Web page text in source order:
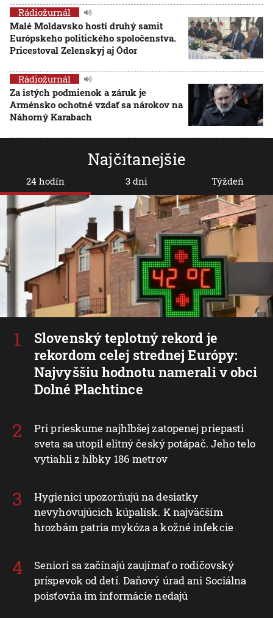
Rádiožurnál
Malé Moldavsko hostí druhý samit
Európskeho politického spoločenstva.
Pricestoval Zelenskyj aj Ódor
Rádiožurnál
Za istých podmienok a záruk je
Arménsko ochotné vzdať sa nárokov na
Náhorný Karabach
Najčítanejšie
24 hodín
Slovenský teplotný rekord je
rekordom celej strednej Európy:
Najvyššiu hodnotu namerali v obci
Dolné Plachtince
Pri prieskume najhlbšej zatopenej priepasti
sveta sa utopil elitný český potápač. Jeho telo
vytiahli z hĺbky 186 metrov
Hygienici upozorňujú na desiatky
nevyhovujúcich kúpalísk. K najväčším
hrozbám patria mykóza a kožné infekcie
Seniori sa začínajú zaujímať o rodičovský
príspevok od detí. Daňový úrad ani Sociálna
poisťovňa im informácie nedajú
3 dni Týždeň